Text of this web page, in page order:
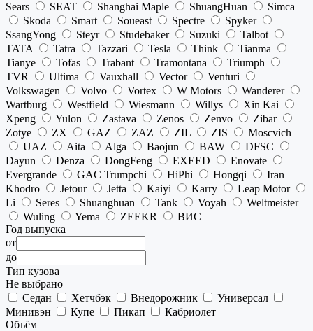
Sears
SEAT Shanghai Maple ShuangHuan
Simca
Skoda
Smart Soueast Spectre
Spyker
SsangYong
Steyr Studebaker Suzuki
Talbot
TATA
Tatra Tazzari Tesla Think
Tianma
Tianye
Tofas Trabant Tramontana
Triumph
TVR
Ultima Vauxhall Vector
Venturi
Volkswagen
Volvo Vortex W Motors
Wanderer
Wartburg
Westfield Wiesmann Willys
Xin Kai
Xpeng
Yulon Zastava Zenos Zenvo
Zibar
Zotye
ZX GAZ ZAZ ZIL ZIS
Moscvich
UAZ
Aita Alga Baojun BAW
DFSC
Dayun
Denza DongFeng EXEED
Enovate
Evergrande
GAC Trumpchi HiPhi Hongqi
Iran
Khodro
Jetour Jetta Kaiyi Karry
Leap Motor
Li
Seres Shuanghuan Tank Voyah
Weltmeister
Wuling
Yema ZEEKR
ВИС
Год выпуска
от
до
Тип кузова
Не выбрано
Седан
Хетчбэк Внедорожник
Универсал
Минивэн
Купе Пикап
Кабриолет
Объём